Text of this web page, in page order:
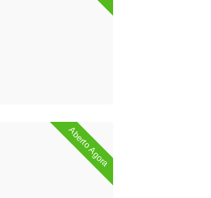
Aberto Agora